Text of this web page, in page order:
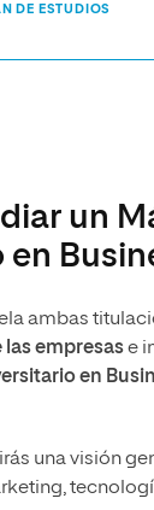
DE ESTUDIOS
un
ambas
empresase
en
una visión